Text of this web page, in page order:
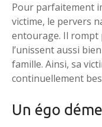
Pour parfaitement
victime, le pervers
entourage. Il rompt
l’unissent aussi
famille. Ainsi, sa
continuellement
Un égo